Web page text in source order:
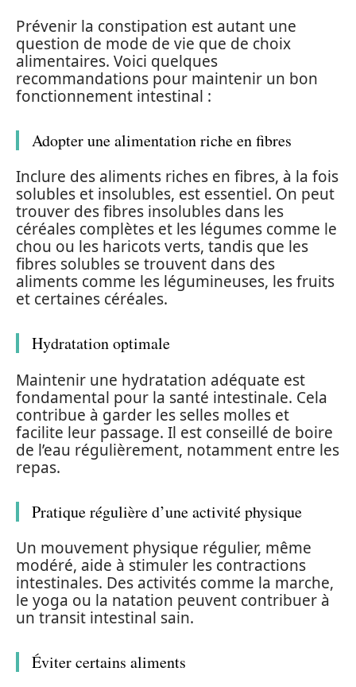
Prévenir la constipation est autant une
question de mode de vie que de choix
alimentaires. Voici quelques
recommandations pour maintenir un bon
fonctionnement intestinal :
Adopter une alimentation riche en fibres
Inclure des aliments riches en fibres, à la fois
solubles et insolubles, est essentiel. On peut
trouver des fibres insolubles dans les
céréales complètes et les légumes comme le
chou ou les haricots verts, tandis que les
fibres solubles se trouvent dans des
aliments comme les légumineuses, les fruits
et certaines céréales.
Hydratation optimale
Maintenir une hydratation adéquate est
fondamental pour la santé intestinale. Cela
contribue à garder les selles molles et
facilite leur passage. Il est conseillé de boire
de l’eau régulièrement, notamment entre les
repas.
Pratique régulière d’une activité physique
Un mouvement physique régulier, même
modéré, aide à stimuler les contractions
intestinales. Des activités comme la marche,
le yoga ou la natation peuvent contribuer à
un transit intestinal sain.
Éviter certains aliments